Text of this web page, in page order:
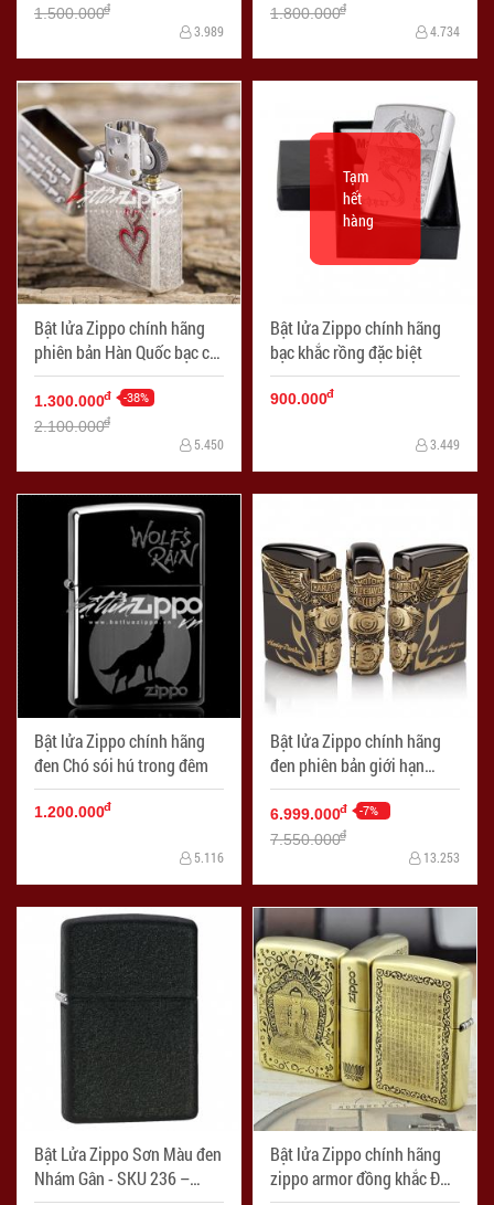
1.500.000đ
3.989
1.800.000đ
4.734
Bật lửa Zippo chính hãng
phiên bản Hàn Quốc bạc cổ
trái tim tình yêu
1.300.000đ -38%
2.100.000đ
5.450
Bật lửa Zippo chính hãng
bạc khắc rồng đặc biệt
Tạm
hết
hàng
900.000đ
3.449
Bật lửa Zippo chính hãng
đen Chó sói hú trong đêm
1.200.000đ
5.116
Bật lửa Zippo chính hãng
đen phiên bản giới hạn
Harley Davidson
6.999.000đ -7%
7.550.000đ
13.253
Bật Lửa Zippo Sơn Màu đen
Nhám Gân - SKU 236 –
Bật lửa Zippo chính hãng
zippo armor đồng khắc Đức